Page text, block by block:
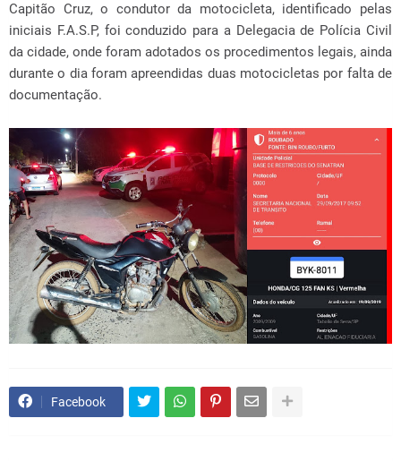
Capitão Cruz, o condutor da motocicleta, identificado pelas
iniciais F.A.S.P, foi conduzido para a Delegacia de Polícia Civil
da cidade, onde foram adotados os procedimentos legais, ainda
durante o dia foram apreendidas duas motocicletas por falta de
documentação.
Facebook